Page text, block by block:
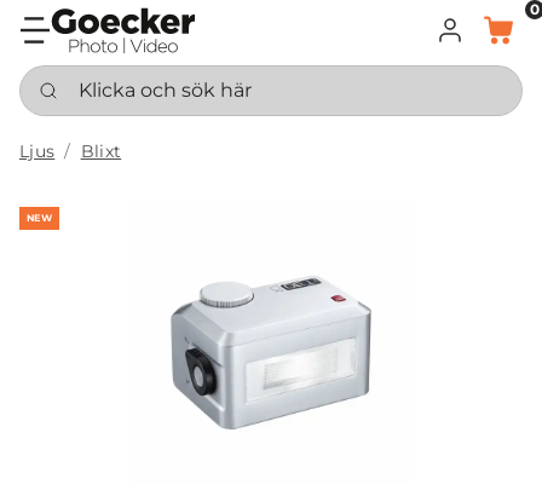
LOGGA IN
KORG
0
Klicka och sök här
Ljus Blixt
NEW